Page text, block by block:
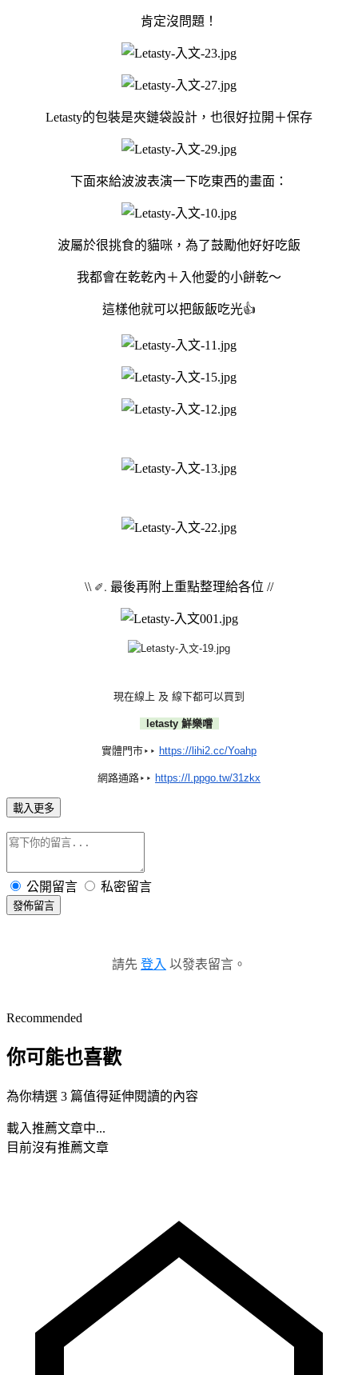
肯定沒問題！
Letasty的包裝是夾鏈袋設計，也很好拉開＋保存
下面來給波波表演一下吃東西的畫面：
波屬於很挑食的貓咪，為了鼓勵他好好吃飯
我都會在乾乾內＋入他愛的小餅乾～
這樣他就可以把飯飯吃光👍
\\ ✐. 最後再附上重點整理給各位 //
現在線上 及 線下都可以買到
letasty 鮮樂嚐
實體門市‣‣ https://lihi2.cc/Yoahp
網路通路‣‣ https://l.ppgo.tw/31zkx
載入更多
公開留言 私密留言
發佈留言
請先 登入 以發表留言。
Recommended
你可能也喜歡
為你精選 3 篇值得延伸閱讀的內容
載入推薦文章中...
目前沒有推薦文章